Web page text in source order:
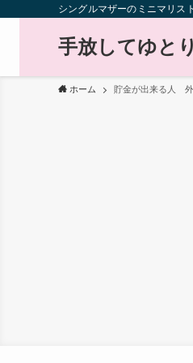
シングルマザーのミニマリス
手放してゆと
ホーム 貯金が出来る人